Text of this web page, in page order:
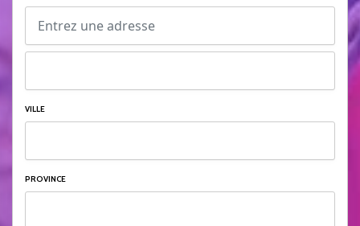
VILLE
PROVINCE